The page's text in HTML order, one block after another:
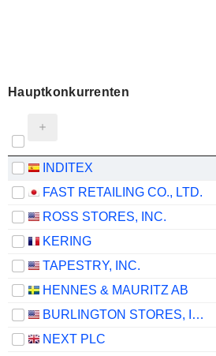
Hauptkonkurrenten
INDITEX
FAST RETAILING CO., LTD.
ROSS STORES, INC.
KERING
TAPESTRY, INC.
HENNES & MAURITZ AB
BURLINGTON STORES, INC.
NEXT PLC